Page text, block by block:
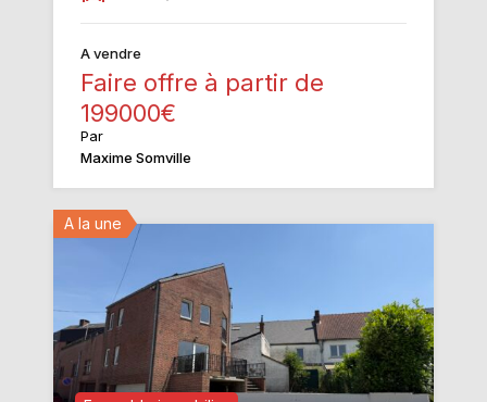
A vendre
Faire offre à partir de
199000€
Par
Maxime Somville
A la une